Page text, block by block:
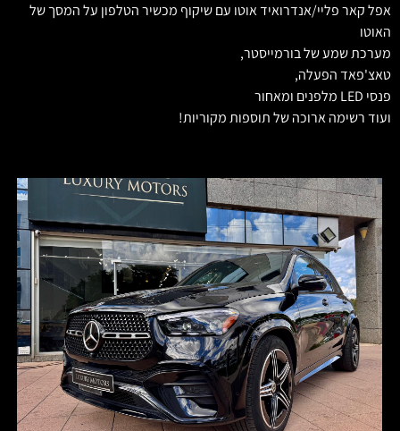
אפל קאר פליי/אנדרואיד אוטו עם שיקוף מכשיר הטלפון על המסך של
האוטו
מערכת שמע של בורמייסטר,
טאצ'פאד הפעלה,
פנסי LED מלפנים ומאחור
ועוד רשימה ארוכה של תוספות מקוריות!